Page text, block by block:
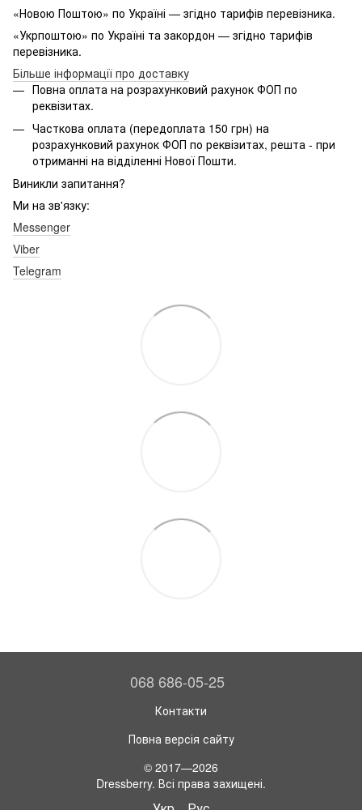
«Новою Поштою» по Україні — згідно тарифів перевізника.
«Укрпоштою» по Україні та закордон — згідно тарифів
перевізника.
Більше інформації про доставку
Повна оплата на розрахунковий рахунок ФОП по
реквізитах.
Часткова оплата (передоплата 150 грн) на
розрахунковий рахунок ФОП по реквізитах, решта - при
отриманні на відділенні Нової Пошти.
Виникли запитання?
Ми на зв'язку:
Messenger
Viber
Telegram
068 686-05-25
Контакти
Повна версія сайту
© 2017—2026
Dressberry. Всі права захищені.